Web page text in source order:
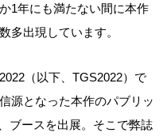
1年にも満たない間に本作
多出現しています。
（以下、TGS2022）で
源となった本作のパブリッ
ブースを出展。そこで弊誌